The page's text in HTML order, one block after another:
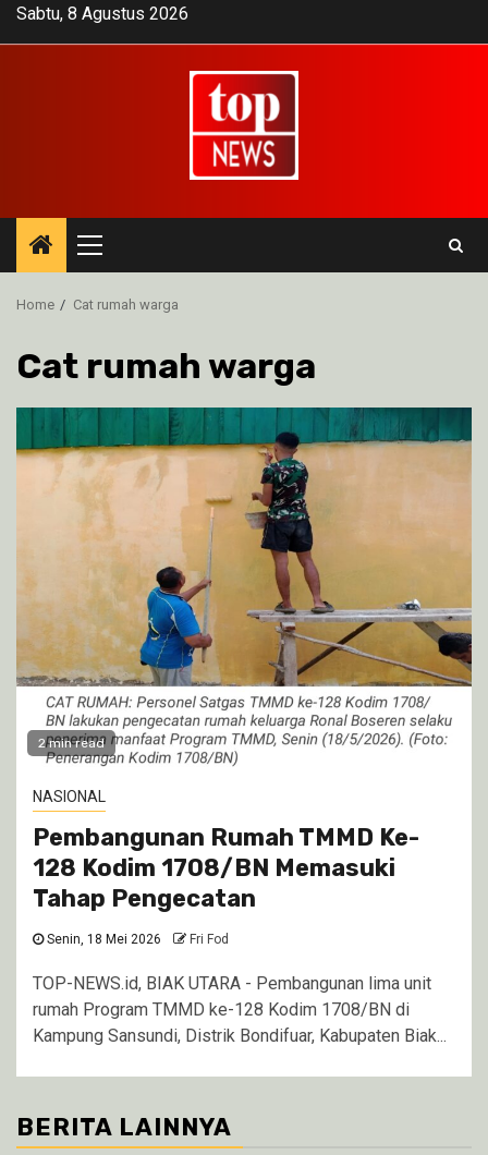
SkipSabtu, 8 Agustus 2026
Primary
Menu
Home Cat rumah warga
Cat rumah warga
2 min read
NASIONAL
Pembangunan Rumah TMMD Ke-
128 Kodim 1708/BN Memasuki
Tahap Pengecatan
Senin, 18 Mei 2026 Fri Fod
TOP-NEWS.id, BIAK UTARA - Pembangunan lima unit
rumah Program TMMD ke-128 Kodim 1708/BN di
Kampung Sansundi, Distrik Bondifuar, Kabupaten Biak...
BERITA LAINNYA